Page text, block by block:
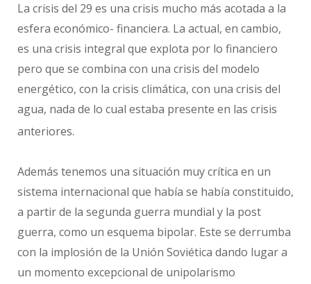
La crisis del 29 es una crisis mucho más acotada a la
esfera económico- financiera. La actual, en cambio,
es una crisis integral que explota por lo financiero
pero que se combina con una crisis del modelo
energético, con la crisis climática, con una crisis del
agua, nada de lo cual estaba presente en las crisis
anteriores.
Además tenemos una situación muy crítica en un
sistema internacional que había se había constituido,
a partir de la segunda guerra mundial y la post
guerra, como un esquema bipolar. Este se derrumba
con la implosión de la Unión Soviética dando lugar a
un momento excepcional de unipolarismo